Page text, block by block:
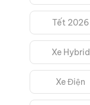
Tết 2026
Xe Hybrid
Xe Điện